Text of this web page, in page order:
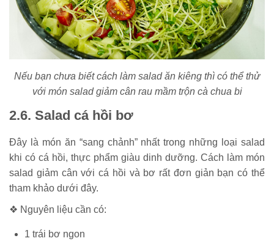
Nếu bạn chưa biết cách làm salad ăn kiêng thì có thể thử
với món salad giảm cân rau mầm trộn cà chua bi
2.6. Salad cá hồi bơ
Đây là món ăn “sang chảnh” nhất trong những loại salad
khi có cá hồi, thực phẩm giàu dinh dưỡng. Cách làm món
salad giảm cân với cá hồi và bơ rất đơn giản bạn có thể
tham khảo dưới đây.
❖ Nguyên liệu cần có:
1 trái bơ ngon